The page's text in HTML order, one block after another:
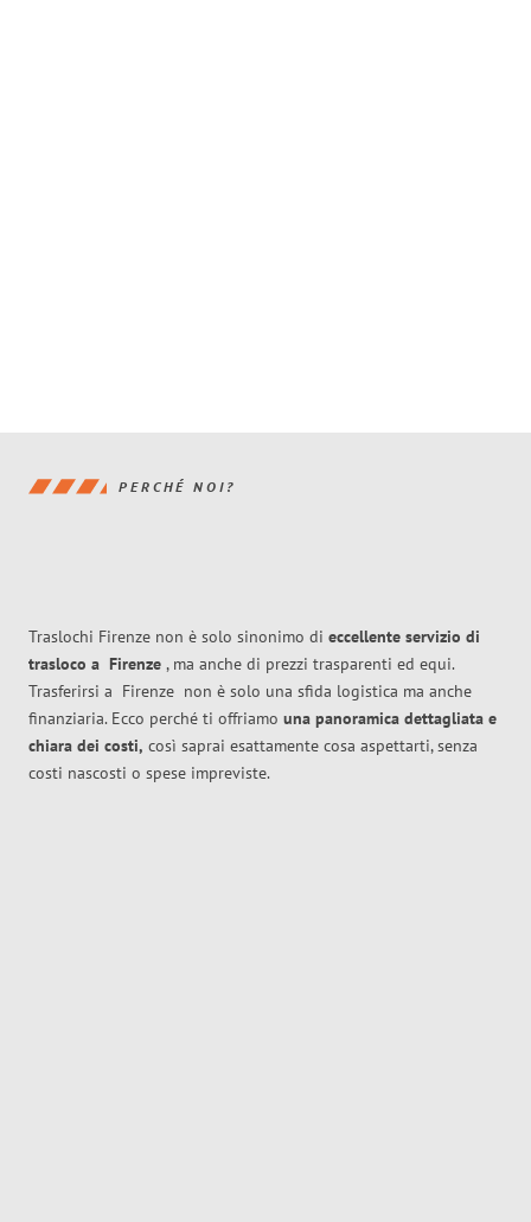
PERCHÉ NOI?
Traslochi Firenze non è solo sinonimo di eccellente servizio di
trasloco a Firenze , ma anche di prezzi trasparenti ed equi.
Trasferirsi a Firenze non è solo una sfida logistica ma anche
finanziaria. Ecco perché ti offriamo una panoramica dettagliata e
chiara dei costi, così saprai esattamente cosa aspettarti, senza
costi nascosti o spese impreviste.